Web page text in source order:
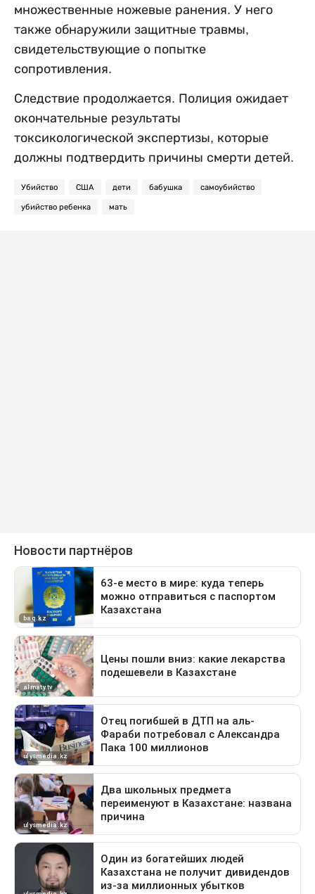
множественные ножевые ранения. У него
также обнаружили защитные травмы,
свидетельствующие о попытке
сопротивления.
Следствие продолжается. Полиция ожидает
окончательные результаты
токсикологической экспертизы, которые
должны подтвердить причины смерти детей.
Убийство США дети бабушка самоубийство
убийство ребенка мать